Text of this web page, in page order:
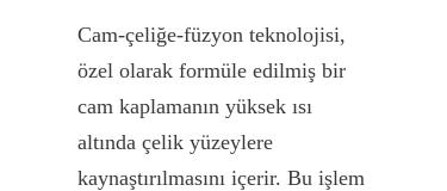
Cam-çeliğe-füzyon teknolojisi,
özel olarak formüle edilmiş bir
cam kaplamanın yüksek ısı
altında çelik yüzeylere
kaynaştırılmasını içerir. Bu işlem